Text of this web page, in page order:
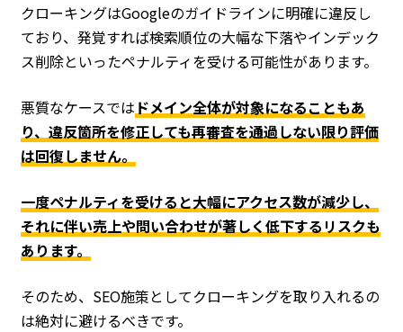
クローキングはGoogleのガイドラインに明確に違反し
ており、発覚すれば検索順位の大幅な下落やインデック
ス削除といったペナルティを受ける可能性があります。
悪質なケースでは ドメイン全体が対象になることもあ
り、違反箇所を修正しても再審査を通過しない限り評価
は回復しません。
一度ペナルティを受けると大幅にアクセス数が減少し、
それに伴い売上や問い合わせが著しく低下するリスクも
あります。
そのため、SEO施策としてクローキングを取り入れるの
は絶対に避けるべきです。